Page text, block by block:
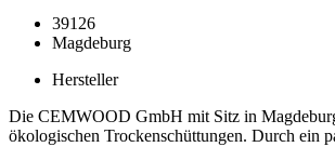
39126
Magdeburg
Hersteller
Die CEMWOOD GmbH mit Sitz in
ökologischen Trockenschüttungen. Durch ein